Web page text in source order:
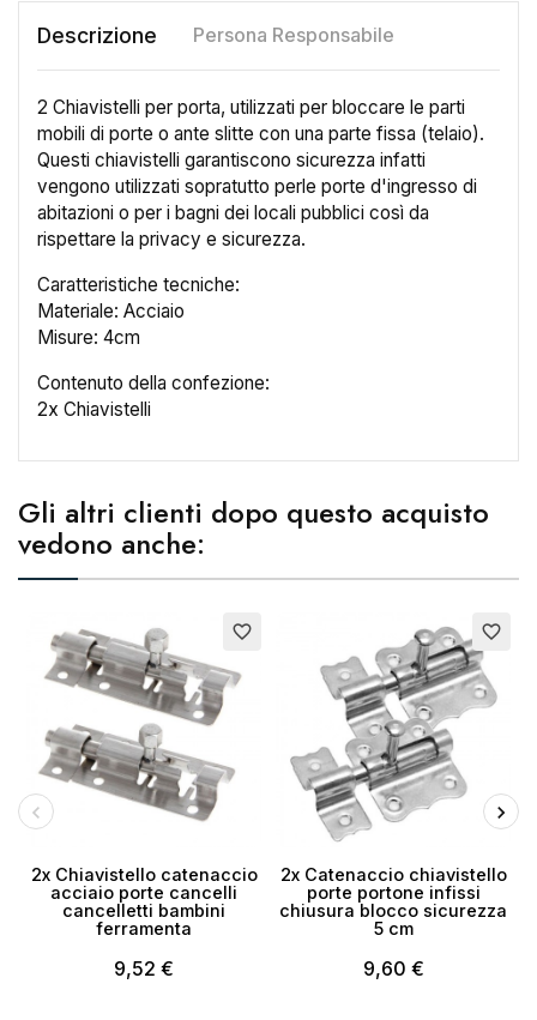
Descrizione Persona Responsabile
2 Chiavistelli per porta, utilizzati per bloccare le parti
mobili di porte o ante slitte con una parte fissa (telaio).
Questi chiavistelli garantiscono sicurezza infatti
vengono utilizzati sopratutto perle porte d'ingresso di
abitazioni o per i bagni dei locali pubblici così da
rispettare la privacy e sicurezza.
Caratteristiche tecniche:
Materiale: Acciaio
Misure: 4cm
Contenuto della confezione:
2x Chiavistelli
Gli altri clienti dopo questo acquisto
vedono anche:
favorite_border
2x Chiavistello catenaccio
acciaio porte cancelli
cancelletti bambini
ferramenta
9,52 €
favorite_border
2x Catenaccio chiavistello
porte portone infissi
chiusura blocco sicurezza
5 cm
9,60 €
Crea lista dei desideri
Nome lista dei desideri
Annulla Crea lista dei desideri